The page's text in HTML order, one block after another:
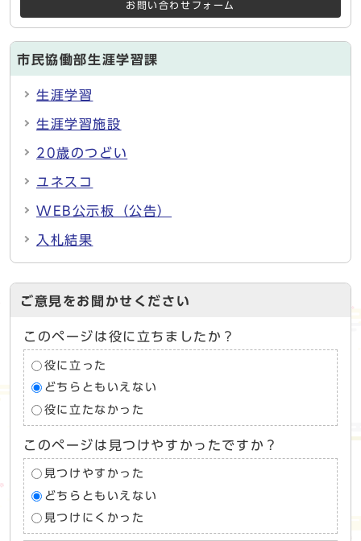
お問い合わせフォーム
市民協働部生涯学習課
生涯学習
生涯学習施設
20歳のつどい
ユネスコ
WEB公示板（公告）
入札結果
ご意見をお聞かせください
このページは役に立ちましたか？
役に立った
どちらともいえない
役に立たなかった
このページは見つけやすかったですか？
見つけやすかった
どちらともいえない
見つけにくかった